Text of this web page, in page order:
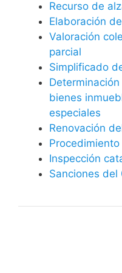
Recurso de
Elaboración
Valoración
parcial
Simplificado
bienes
especiales
Renovación
Inspección
Sanciones del